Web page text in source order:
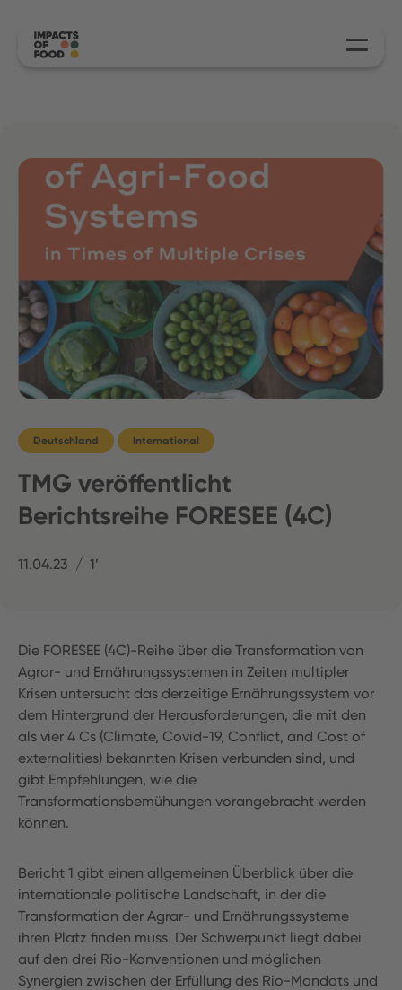
Deutschland International
TMG veröffentlicht
Berichtsreihe FORESEE (4C)
11.04.23 1’
Die FORESEE (4C)-Reihe über die Transformation von
Agrar- und Ernährungssystemen in Zeiten multipler
Krisen untersucht das derzeitige Ernährungssystem vor
dem Hintergrund der Herausforderungen, die mit den
als vier 4 Cs (Climate, Covid-19, Conflict, and Cost of
externalities) bekannten Krisen verbunden sind, und
gibt Empfehlungen, wie die
Transformationsbemühungen vorangebracht werden
können.
Bericht 1 gibt einen allgemeinen Überblick über die
internationale politische Landschaft, in der die
Transformation der Agrar- und Ernährungssysteme
ihren Platz finden muss. Der Schwerpunkt liegt dabei
auf den drei Rio-Konventionen und möglichen
Synergien zwischen der Erfüllung des Rio-Mandats und